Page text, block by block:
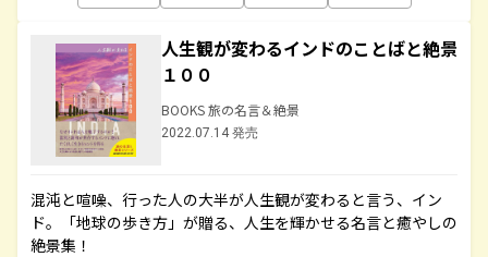
人生観が変わるインドのことばと絶景
１００
BOOKS 旅の名言＆絶景
2022.07.14 発売
混沌と喧噪、行った人の大半が人生観が変わると言う、イン
ド。「地球の歩き方」が贈る、人生を輝かせる名言と癒やしの
絶景集！